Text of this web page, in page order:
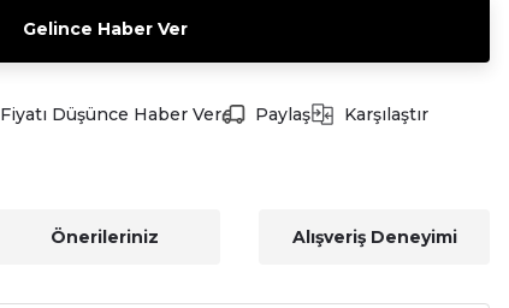
Gelince Haber Ver
Fiyatı Düşünce Haber Ver Paylaş Karşılaştır
Önerileriniz Alışveriş Deneyimi